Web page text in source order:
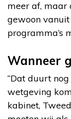
meer af, maar
gewoon
programma’s
Wanneer
“Dat duurt
wetgeving
kabinet,